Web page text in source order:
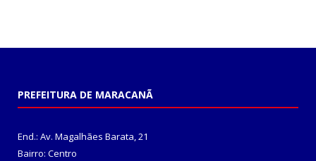
PREFEITURA DE MARACANÃ
End.: Av. Magalhães Barata, 21
Bairro: Centro